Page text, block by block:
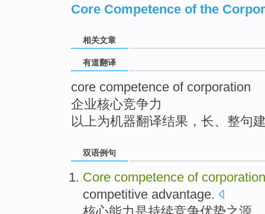
Core Competence of the
相关文章
有道翻译
core competence of corporation
企业核心竞争力
以上为机器翻译结果，长、整句
双语例句
Core competence of corporation
competitive advantage.